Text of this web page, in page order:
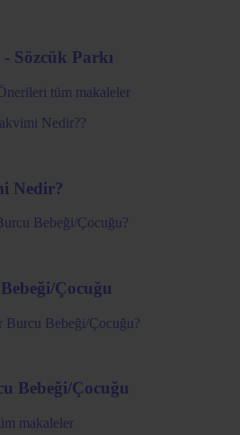
- Sözcük Parkı
tüm makaleler
Nedir?
Çocuğu
Bebeği/Çocuğu
makaleler